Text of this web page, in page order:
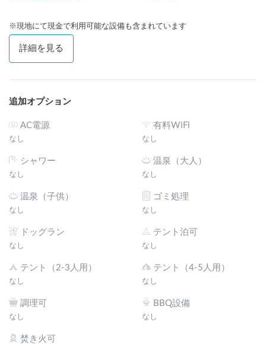
※現地にて現金で利用可能な設備も含まれています
詳細を見る
追加オプション
AC電源
なし
有料WiFi
なし
シャワー
なし
温泉（大人）
なし
温泉（子供）
なし
ゴミ処理
なし
ドッグラン
なし
テント泊可
なし
テント（2-3人用）
なし
テント（4-5人用）
なし
調理可
なし
BBQ設備
なし
焚き火可